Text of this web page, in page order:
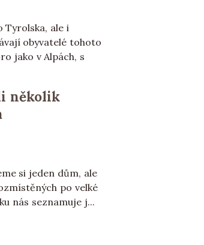
Tyrolska, ale i
obyvatelé tohoto
jako v Alpách, s
několik
si jeden dům, ale
po velké
nás seznamuje j...